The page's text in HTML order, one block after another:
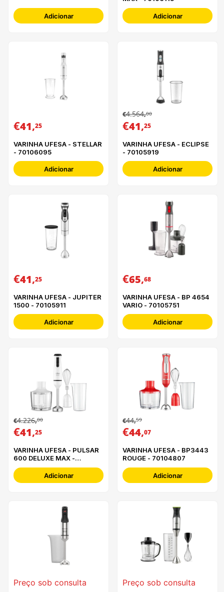
Adicionar Adicionar
€41,25
VARINHA UFESA - STELLAR
- 70106095
Adicionar
€4.564,00
€41,25
VARINHA UFESA - ECLIPSE
- 70105919
Adicionar
€41,25
VARINHA UFESA - JUPITER
1500 - 70105911
Adicionar
€65,68
VARINHA UFESA - BP 4654
VARIO - 70105751
Adicionar
€4.226,00
€41,25
VARINHA UFESA - PULSAR
600 DELUXE MAX -
70105523
Adicionar
€44,59
€44,07
VARINHA UFESA - BP3443
ROUGE - 70104807
Adicionar
Preço sob consulta Preço sob consulta